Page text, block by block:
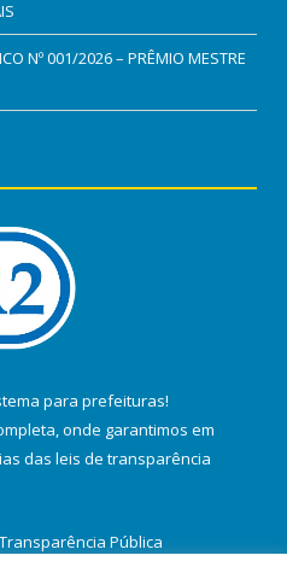
Nº 001/2026 – PRÊMIO MESTRE
para prefeituras!
onde garantimos em
das leis de transparência
Pública